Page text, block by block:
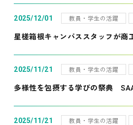
2025/12/01 教員・学生の活躍
星槎箱根キャンパススタッフが商
2025/11/21 教員・学生の活躍
多様性を包摂する学びの祭典
2025/11/21 教員・学生の活躍